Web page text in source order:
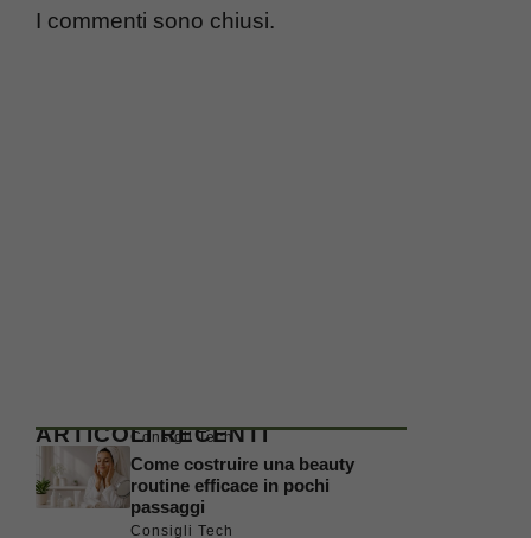
I commenti sono chiusi.
ARTICOLI RECENTI
Consigli Tech
Come costruire una beauty
routine efficace in pochi
passaggi
Consigli Tech